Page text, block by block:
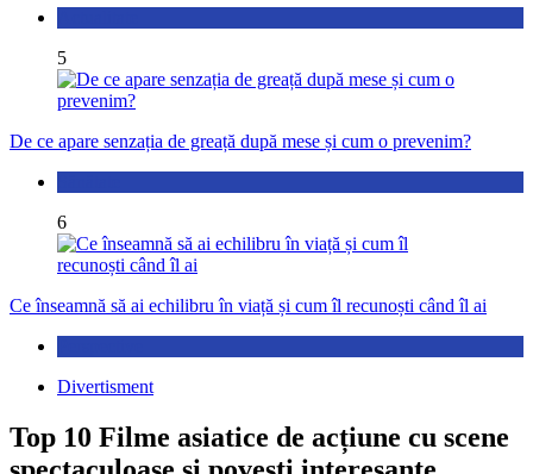
5
De ce apare senzația de greață după mese și cum o prevenim?
6
Ce înseamnă să ai echilibru în viață și cum îl recunoști când îl ai
Divertisment
Top 10 Filme asiatice de acțiune cu scene